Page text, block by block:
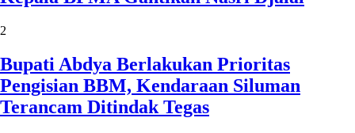
2
Bupati Abdya Berlakukan Prioritas
Pengisian BBM, Kendaraan Siluman
Terancam Ditindak Tegas